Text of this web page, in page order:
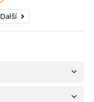
Další